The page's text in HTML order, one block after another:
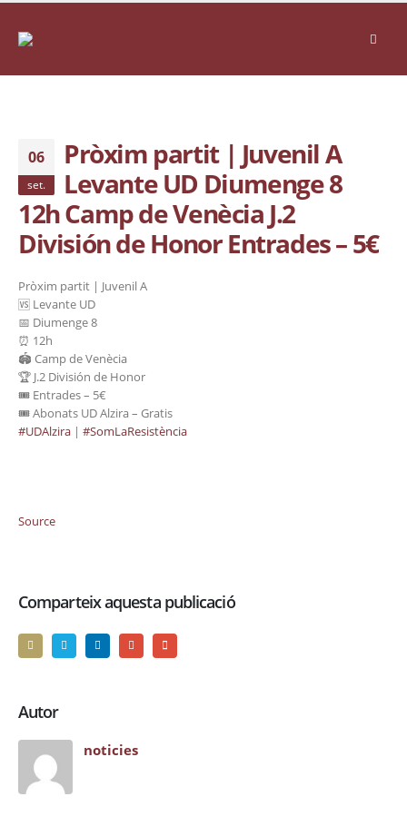
06
set.
Pròxim partit | Juvenil A
Levante UD Diumenge 8
12h Camp de Venècia J.2
División de Honor Entrades – 5€
Pròxim partit | Juvenil A
🆚 Levante UD
📅 Diumenge 8
⏰ 12h
🏟️ Camp de Venècia
🏆 J.2 División de Honor
🎟️ Entrades – 5€
🎟️ Abonats UD Alzira – Gratis
#UDAlzira | #SomLaResistència
Source
Comparteix aquesta publicació
Autor
noticies